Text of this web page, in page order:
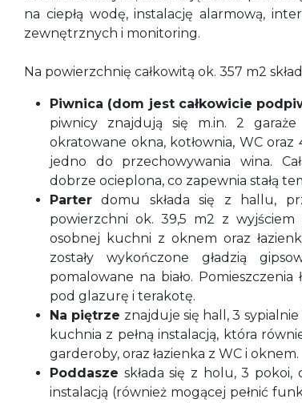
na ciepłą wodę, instalację alarmową,
zewnętrznych i monitoring.
Na powierzchnię całkowitą ok. 357 m2
Piwnica (dom jest całkowicie
piwnicy znajdują się m.in. 2
okratowane okna, kotłownia, WC oraz
jedno do przechowywania wina.
dobrze ocieplona, co zapewnia stałą
Parter domu składa się z hallu,
powierzchni ok. 39,5 m2 z
osobnej kuchni z oknem oraz
zostały wykończone gładzią
pomalowane na biało.
pod glazurę i terakotę.
Na piętrze znajduje się hall, 3
kuchnia z pełną instalacją, która
garderoby, oraz łazienka z WC i oknem.
Poddasze składa się z holu, 3 pokoi,
instalacją (również mogącej pełnić